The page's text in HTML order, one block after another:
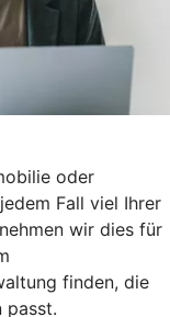
oder
Fall viel Ihrer
wir dies für
finden, die
passt.